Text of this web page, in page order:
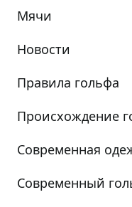
Мячи
Новости
Правила гольфа
Происхождение
Современная
Современный